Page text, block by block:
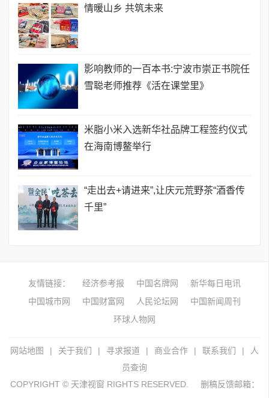
情暖山乡 共筑未来
影响教师的一百本书:宁波市崇正书院任
雪聪老师推荐《活在课堂里》
米脂小米入选新华社品牌工程签约仪式
在海南博鳌举行
“走出去+请进来”,让庆元荒野茶“酒香传
千里”
友情链接： 经济参考报 中国名牌网
新华每日电讯
中国城市网
中国财富网 人民论坛网
中国新闻周刊
环球人物网
网站地图 | 关于我们 | 寻求报道 | 商业合作 | 联系我们 |
人
员查询
COPYRIGHT © 天津视窗 RIGHTS RESERVED.
删稿反馈邮箱：